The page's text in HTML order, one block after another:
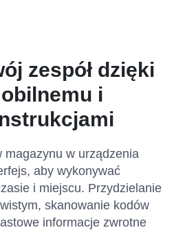
zespół dzięki
i
magazynu w urządzenia
aby wykonywać
i miejscu. Przydzielanie
skanowanie kodów
informacje zwrotne